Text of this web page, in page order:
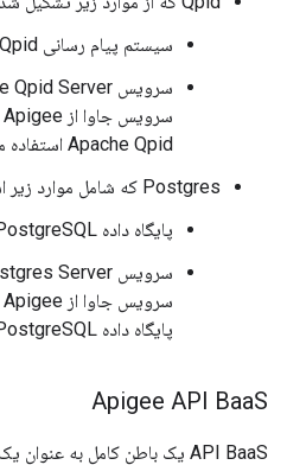
سیستم پیام رسانی Apache Qpid
Apache Qpid استفاده می شود
Postgres که شامل موارد زیر است:
پایگاه داده PostgreSQL
پایگاه داده PostgreSQL استفاده می شود.
Apigee API BaaS